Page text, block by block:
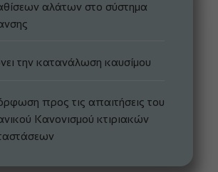
αλάτων στο σύστημα
την κατανάλωση καυσίμου
προς τις απαιτήσεις του
Κανονισμού κτιριακών